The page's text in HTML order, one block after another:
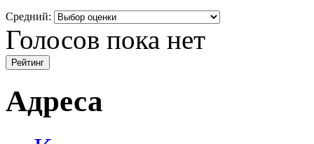
Средний:
Голосов пока нет
Адреса